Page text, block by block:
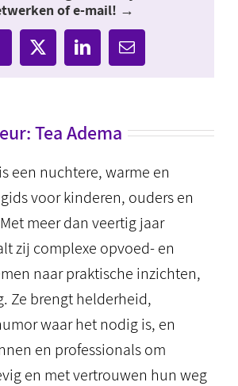
of e-mail! →
X LinkedIn
E-
mail
Tea Adema
een nuchtere, warme en
voor kinderen, ouders en
meer dan veertig jaar
zij complexe opvoed- en
naar praktische inzichten,
Ze brengt helderheid,
waar het nodig is, en
en professionals om
en met vertrouwen hun weg